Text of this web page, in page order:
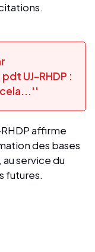
UJ-RHDP :
affirme
des bases
service du
futures.